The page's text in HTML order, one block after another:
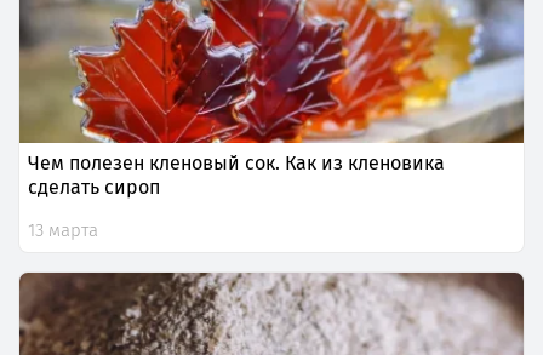
Чем полезен кленовый сок. Как из кленовика
сделать сироп
13 марта